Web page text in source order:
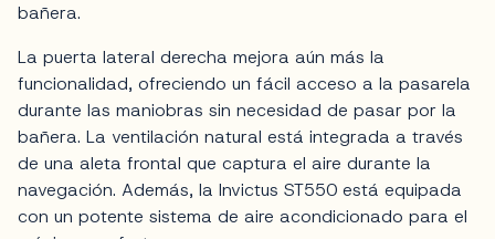
bañera.
La puerta lateral derecha mejora aún más la
funcionalidad, ofreciendo un fácil acceso a la pasarela
durante las maniobras sin necesidad de pasar por la
bañera. La ventilación natural está integrada a través
de una aleta frontal que captura el aire durante la
navegación. Además, la Invictus ST550 está equipada
con un potente sistema de aire acondicionado para el